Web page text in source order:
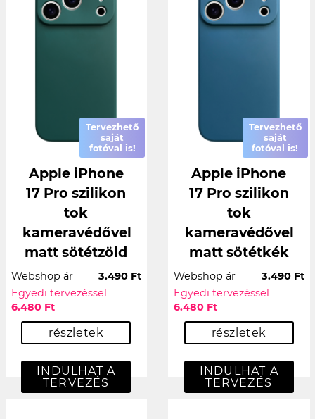
Tervezhető
saját
fotóval is!
Apple iPhone
17 Pro szilikon
tok
kameravédővel
matt sötétzöld
Webshop ár
3.490 Ft
Egyedi tervezéssel
6.480 Ft
részletek
INDULHAT A
TERVEZÉS
Tervezhető
saját
fotóval is!
Apple iPhone
17 Pro szilikon
tok
kameravédővel
matt sötétkék
Webshop ár
3.490 Ft
Egyedi tervezéssel
6.480 Ft
részletek
INDULHAT A
TERVEZÉS